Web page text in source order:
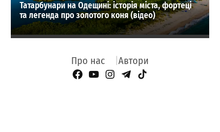
Татарбунари на Одещині: історія міста, фортеці
та легенда про золотого коня (відео)
Про нас Автори
Facebook Page
YouTube
Instagram
Telegram
TikTok